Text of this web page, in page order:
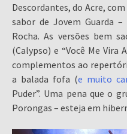
Descordantes, do Acre,
sabor de Jovem Guarda
Rocha. As versões bem
(Calypso) e “Você Me Vira
complementos ao
a balada fofa (e muito
Puder”. Uma pena que o
Porongas – esteja em